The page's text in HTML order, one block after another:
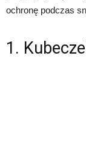
ochronę podczas
1.